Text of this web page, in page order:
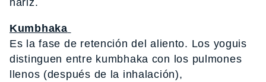
nariz.
Kumbhaka
Es la fase de retención del aliento. Los yoguis
distinguen entre kumbhaka con los pulmones
llenos (después de la inhalación),